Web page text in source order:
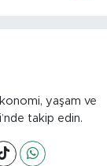
yaşam ve
takip edin.